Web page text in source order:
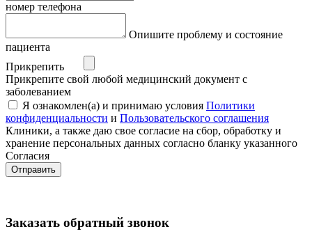
номер телефона
Опишите проблему и состояние
пациента
Прикрепить
Прикрепите свой любой медицинский документ с
заболеванием
Я ознакомлен(а) и принимаю условия Политики
конфиденциальности и Пользовательского соглашения
Клиники, а также даю свое согласие на сбор, обработку и
хранение персональных данных согласно бланку указанного
Согласия
Отправить
Заказать обратный звонок